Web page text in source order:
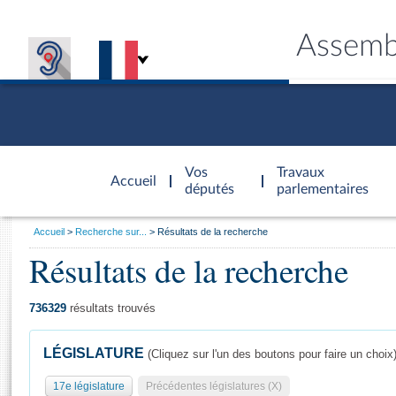
Accueil
d'accueil
Vos
députés
Travaux
parlementaires
Général
Vous
Accueil Recherche sur... Résultats de la recherche
Résultats de la recherche
736329 résultats trouvés
LÉGISLATURE (Cliquez sur l'un des boutons pour faire un choix)
17e législature Précédentes législatures (X)